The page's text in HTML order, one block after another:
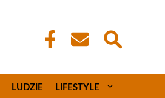
LUDZIE LIFESTYLE